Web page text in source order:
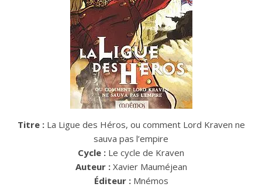
Titre : La Ligue des Héros, ou comment Lord Kraven ne
sauva pas l’empire
Cycle : Le cycle de Kraven
Auteur : Xavier Mauméjean
Éditeur : Mnémos